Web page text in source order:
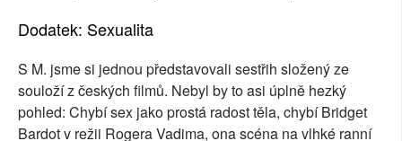
Dodatek: Sexualita
S M. jsme si jednou představovali sestřih složený ze
souloží z českých filmů. Nebyl by to asi úplně hezký
pohled: Chybí sex jako prostá radost těla, chybí Bridget
Bardot v režii Rogera Vadima, ona scéna na vlhké ranní